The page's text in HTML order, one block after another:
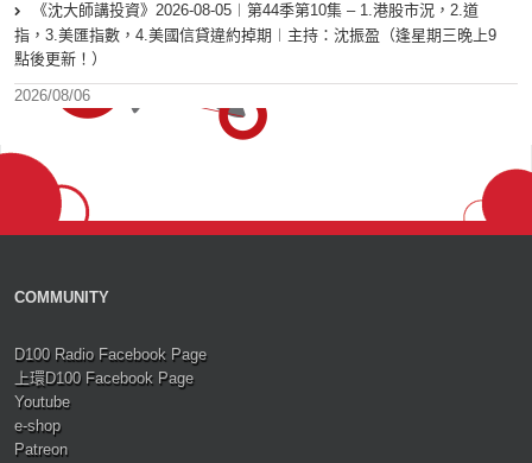
《沈大師講投資》2026-08-05︱第44季第10集 – 1.港股市況，2.道
指，3.美匯指數，4.美國信貸違約掉期︱主持：沈振盈（逢星期三晚上9
點後更新！）
2026/08/06
COMMUNITY
D100 Radio Facebook Page
上環D100 Facebook Page
Youtube
e-shop
Patreon